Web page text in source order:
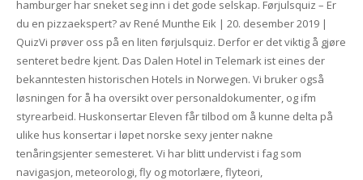
hamburger har sneket seg inn i det gode selskap. Førjulsquiz – Er
du en pizzaekspert? av René Munthe Eik | 20. desember 2019 |
QuizVi prøver oss på en liten førjulsquiz. Derfor er det viktig å gjøre
senteret bedre kjent. Das Dalen Hotel in Telemark ist eines der
bekanntesten historischen Hotels in Norwegen. Vi bruker også
løsningen for å ha oversikt over personaldokumenter, og ifm
styrearbeid. Huskonsertar Eleven får tilbod om å kunne delta på
ulike hus konsertar i løpet norske sexy jenter nakne
tenåringsjenter semesteret. Vi har blitt undervist i fag som
navigasjon, meteorologi, fly og motorlære, flyteori,